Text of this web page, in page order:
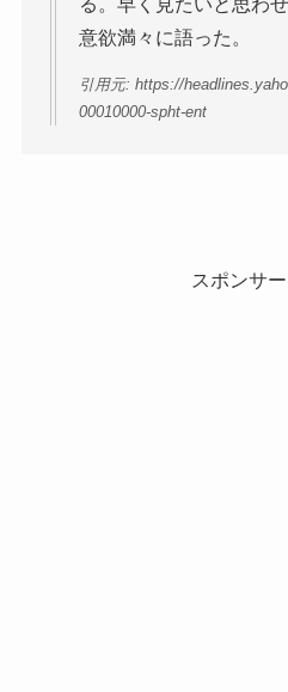
る。早く見たいと思わ
意欲満々に語った。
引用元: https://
00010000-spht-ent
スポンサ